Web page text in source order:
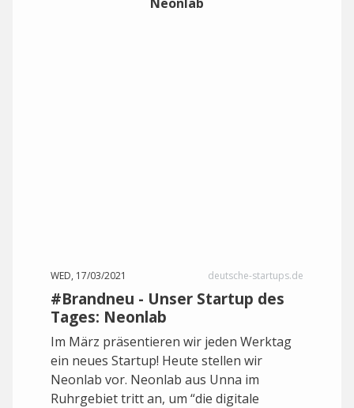
WED, 17/03/2021 deutsche-startups.de
#Brandneu - Unser Startup des
Tages: Neonlab
Im März präsentieren wir jeden Werktag
ein neues Startup! Heute stellen wir
Neonlab vor. Neonlab aus Unna im
Ruhrgebiet tritt an, um “die digitale